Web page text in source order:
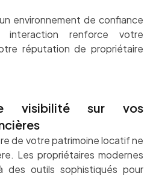
environnement de confiance
interaction renforce votre
réputation de propriétaire
visibilité sur vos
de votre patrimoine locatif ne
Les propriétaires modernes
des outils sophistiqués pour